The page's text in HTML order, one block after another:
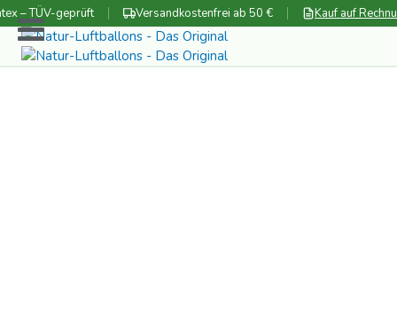
Zum
Inhalt
springen
– TÜV-geprüft Versandkostenfrei ab 50 € Kauf auf